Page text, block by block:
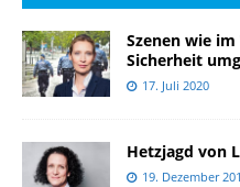
Szenen wie
Sicherheit
17. Juli 2020
Hetzjagd von
19. Dezember